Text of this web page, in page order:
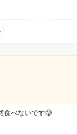
食べないです🥲